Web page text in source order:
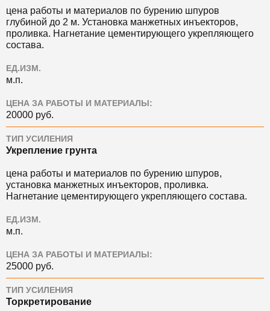
цена работы и материалов по бурению шпуров
глубиной до 2 м. Установка манжетных инъекторов,
проливка. Нагнетание цементирующего укрепляющего
состава.
ЕД.ИЗМ.
м.п.
ЦЕНА ЗА РАБОТЫ И МАТЕРИАЛЫ:
20000 руб.
ТИП УСИЛЕНИЯ
Укрепление грунта
цена работы и материалов по бурению шпуров,
установка манжетных инъекторов, проливка.
Нагнетание цементирующего укрепляющего состава.
ЕД.ИЗМ.
м.п.
ЦЕНА ЗА РАБОТЫ И МАТЕРИАЛЫ:
25000 руб.
ТИП УСИЛЕНИЯ
Торкретирование